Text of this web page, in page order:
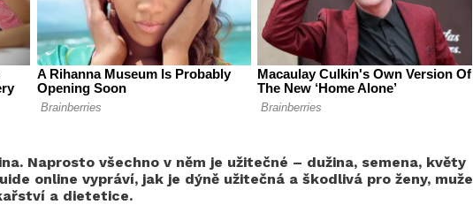
Naprosto všechno v něm je užitečné – dužina, semena, květy
online vypráví, jak je dýně užitečná a škodlivá pro ženy, muže
a dietetice.